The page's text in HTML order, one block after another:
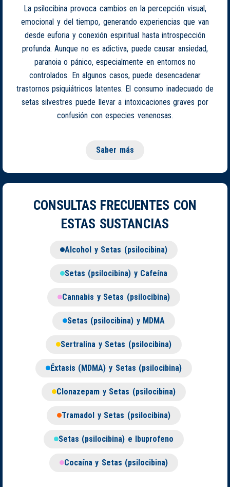
La psilocibina provoca cambios en la percepción visual,
emocional y del tiempo, generando experiencias que van
desde euforia y conexión espiritual hasta introspección
profunda. Aunque no es adictiva, puede causar ansiedad,
paranoia o pánico, especialmente en entornos no
controlados. En algunos casos, puede desencadenar
trastornos psiquiátricos latentes. El consumo inadecuado de
setas silvestres puede llevar a intoxicaciones graves por
confusión con especies venenosas.
Saber más
CONSULTAS FRECUENTES CON
ESTAS SUSTANCIAS
Alcohol y Setas (psilocibina)
Setas (psilocibina) y Cafeína
Cannabis y Setas (psilocibina)
Setas (psilocibina) y MDMA
Sertralina y Setas (psilocibina)
Éxtasis (MDMA) y Setas (psilocibina)
Clonazepam y Setas (psilocibina)
Tramadol y Setas (psilocibina)
Setas (psilocibina) e Ibuprofeno
Cocaína y Setas (psilocibina)